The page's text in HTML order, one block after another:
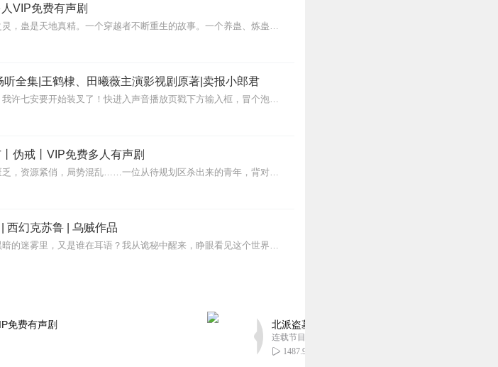
VIP免费有声剧
内容简介【黑暗文反派流封神之作】人是万物之灵，蛊是天地真精。一个穿越者不断重生的故事。一个养蛊、炼蛊、用蛊的奇特世界。配音组（男角色）老宝玉旁白...
全集|王鹤棣、田曦薇主演影视剧原著|卖报小郎君
【冒泡有奖】听说杨千幻那厮要与我一较高下，我许七安要开始装叉了！快进入声音播放页戳下方输入框，冒个泡偷偷告诉我，我要用哪些诗词才能胜过他？说得好的，有赏！202...
伪戒丨VIP免费多人有声剧
【内容简介】灾变过后，大地满目疮痍。粮食匮乏，资源紧俏，局势混乱……一位从待规划区杀出来的青年，背对着漫天黄沙，孤身来到九区谋生，却不曾想偶然结识三五好友，一念...
西幻克苏鲁 | 乌贼作品
蒸汽与机械的浪潮中，谁能触及非凡？历史和黑暗的迷雾里，又是谁在耳语？我从诡秘中醒来，睁眼看见这个世界：枪械，大炮，巨舰，飞空艇，差分机；魔药，占卜，诅咒，倒吊人...
免费有声剧 北派盗墓笔记丨头陀渊出品丨悬疑灵异丨摸金校尉
连载节目超四百集
1487.97万